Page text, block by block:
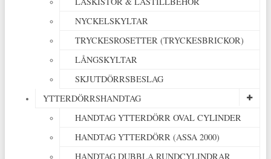
NYCKELSKYLTAR
TRYCKESROSETTER (TRYCKESBRICKOR)
LÅNGSKYLTAR
SKJUTDÖRRSBESLAG
YTTERDÖRRSHANDTAG
HANDTAG YTTERDÖRR OVAL CYLINDER
HANDTAG YTTERDÖRR (ASSA 2000)
HANDTAG DUBBLA RUNDCYLINDRAR